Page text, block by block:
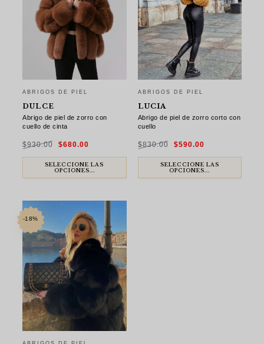
ABRIGOS DE PIEL
DULCE
Abrigo de piel de zorro con
cuello de cinta
$930.00
El
precio
era:
$930.00.
$680.00
es:
$680.00.
SELECCIONE LAS
OPCIONES...
ABRIGOS DE PIEL
LUCIA
Abrigo de piel de zorro corto con
cuello
$830.00
El
precio
era:
$830.00.
$590.00precio
es:
$590.00.
SELECCIONE LAS
OPCIONES...
-18%